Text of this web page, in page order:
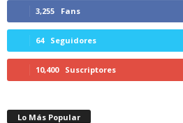
3,255 Fans
64 Seguidores
10,400 Suscriptores
Lo Más Popular